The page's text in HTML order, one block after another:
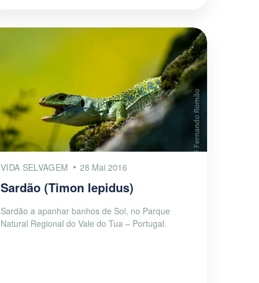
VIDA SELVAGEM 28 Mai 2016
Sardão (Timon lepidus)
Sardão a apanhar banhos de Sol, no Parque
Natural Regional do Vale do Tua – Portugal.